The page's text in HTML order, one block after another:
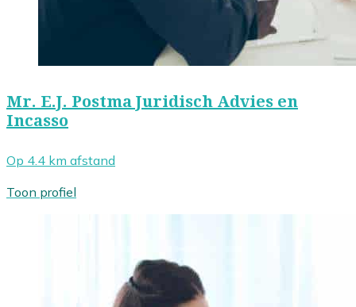
Mr. E.J. Postma Juridisch Advies en
Incasso
Op 4.4 km afstand
Toon profiel